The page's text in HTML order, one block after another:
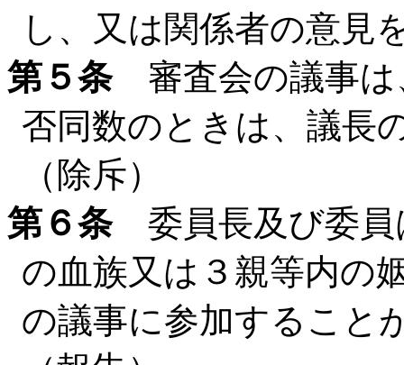
し、又は関係者の意見
第５条審査会の議事は
否同数のときは、議長
（除斥）
第６条委員長及び委員
の血族又は３親等内の
の議事に参加すること